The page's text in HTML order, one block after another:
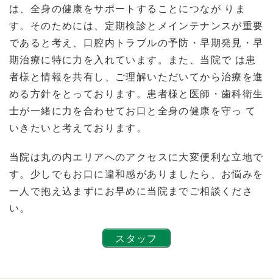
は、全身の健康をサポートすることにつなが りま
す。そのためには、定期検診とメインテナンスが重要
であると考え、口腔内トラブルの予防・早期発見・早
期治療に特に力を入れています。また、当院で は患
者様と情報を共有し、ご理解いただいてから治療を進
める方針をとっております。患者様と医師・歯科衛生
士が一緒に力を合わせてお口と全身の健康を守っ て
いきたいと考えております。
当院は丸の内エリアへのアクセスに大変便利な立地で
す。少しでもお口に違和感がありましたら、お悩みを
一人で抱え込まずにお早めに当院までご相談くださ
い。
スタッフ